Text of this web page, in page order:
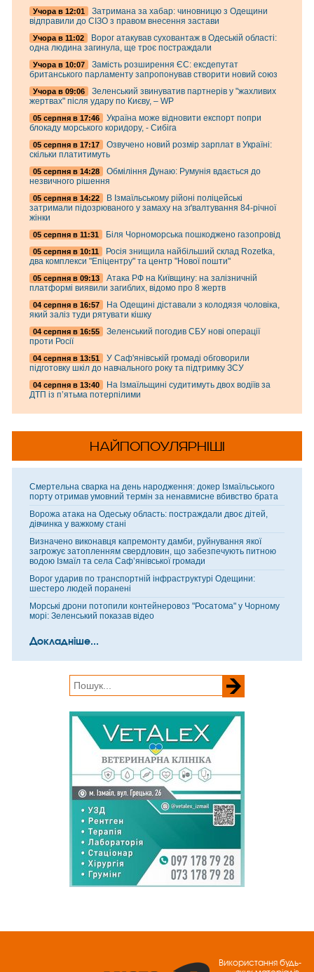
Учора в 12:01
Затримана за хабар: чиновницю з Одещини
відправили до СІЗО з правом внесення застави
Учора в 11:02
Ворог атакував суховантаж в Одеській області:
одна людина загинула, ще троє постраждали
Учора в 10:07
Замість розширення ЄС: ексдепутат
британського парламенту запропонував створити новий союз
Учора в 09:06
Зеленський звинуватив партнерів у "жахливих
жертвах" після удару по Києву, – WP
05 серпня в 17:46
Україна може відновити експорт попри
блокаду морського коридору, - Сибіга
05 серпня в 17:17
Озвучено новий розмір зарплат в Україні:
скільки платитимуть
05 серпня в 14:28
Обміління Дунаю: Румунія вдається до
незвичного рішення
05 серпня в 14:22
В Ізмаїльському рійоні поліцейські
затримали підозрюваного у замаху на зґвалтування 84-річної
жінки
05 серпня в 11:31 Біля Чорноморська пошкоджено газопровід
05 серпня в 10:11
Росія знищила найбільший склад Rozetka,
два комплекси "Епіцентру" та центр "Нової пошти"
05 серпня в 09:13
Атака РФ на Київщину: на залізничній
платформі виявили загиблих, відомо про 8 жертв
04 серпня в 16:57
На Одещині діставали з колодязя чоловіка,
який заліз туди рятувати кішку
04 серпня в 16:55
Зеленський погодив СБУ нові операції
проти Росії
04 серпня в 13:51
У Саф'янівській громаді обговорили
підготовку шкіл до навчального року та підтримку ЗСУ
04 серпня в 13:40
На Ізмаїльщині судитимуть двох водіїв за
ДТП із п’ятьма потерпілими
НАЙПОПОУЛЯРНІШІ
Смертельна сварка на день народження: докер Ізмаїльського
порту отримав умовний термін за ненавмисне вбивство брата
Ворожа атака на Одеську область: постраждали двоє дітей,
дівчинка у важкому стані
Визначено виконавця капремонту дамби, руйнування якої
загрожує затопленням свердловин, що забезпечують питною
водою Ізмаїл та села Саф’янівської громади
Ворог ударив по транспортній інфраструктурі Одещини:
шестеро людей поранені
Морські дрони потопили контейнеровоз "Росатома" у Чорному
морі: Зеленський показав відео
Докладніше...
Використання будь-